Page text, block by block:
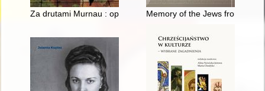
Za drutami Murnau : opowieść ojca i synaMemory of the Jews from